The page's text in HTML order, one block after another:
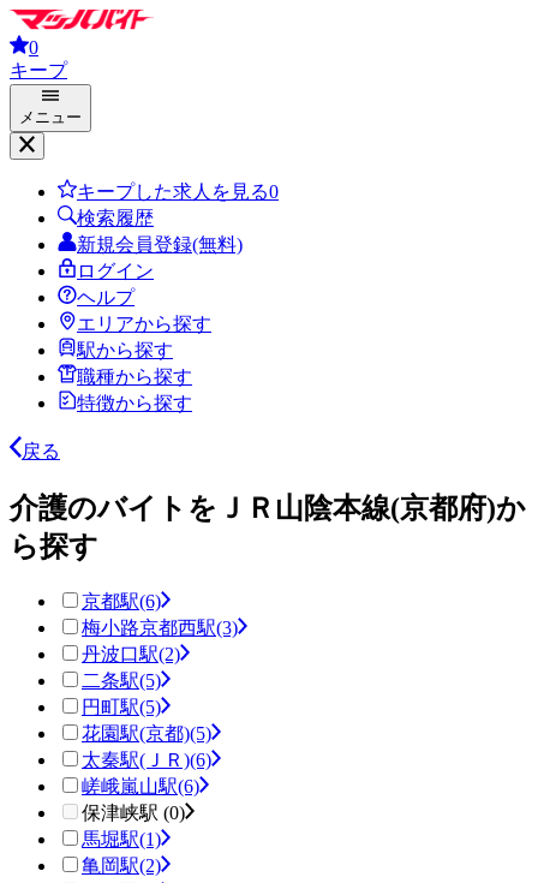
0
キープ
メニュー
キープした求人を見る0
検索履歴
新規会員登録(無料)
ログイン
ヘルプ
エリアから探す
駅から探す
職種から探す
特徴から探す
戻る
介護のバイトをＪＲ山陰本線(京都府)か
ら探す
京都駅(6)
梅小路京都西駅(3)
丹波口駅(2)
二条駅(5)
円町駅(5)
花園駅(京都)(5)
太秦駅(ＪＲ)(6)
嵯峨嵐山駅(6)
保津峡駅 (0)
馬堀駅(1)
亀岡駅(2)